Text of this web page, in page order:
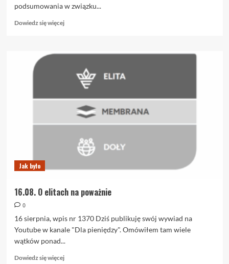
podsumowania w związku...
Dowiedz się więcejDowiedz
Odnowa
nowa?
Jak było
16.08. O elitach na poważnie
0
16 sierpnia, wpis nr 1370 Dziś publikuję swój wywiad na
Youtube w kanale "Dla pieniędzy". Omówiłem tam wiele
wątków ponad...
Dowiedz się więcejDowiedz